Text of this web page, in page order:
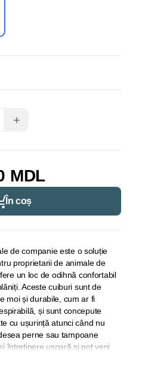
+
MDL
În coș
de companie este o soluție
proprietarii de animale de
un loc de odihnă confortabil
Aceste cuiburi sunt de
moi și durabile, cum ar fi
și sunt concepute
cu ușurință atunci când nu
perne sau tampoane
întreținere ușoară și pot veni
pentru animale de companie